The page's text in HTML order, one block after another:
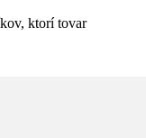
ktorí tovar